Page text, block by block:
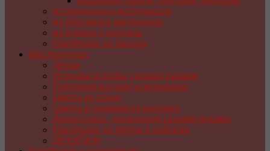
из природных материалов
из бросового материала
из бумаги и картона
Handmade из бисера
Мастер-класс
Лепка
Игрушки и куклы своими руками
Плетение из газет и журналов
Цветы из ткани
Цветы и поделки из капрона
Аксессуары, украшения своими руками
Handmade из фетра и войлока
ДЕКУПАЖ